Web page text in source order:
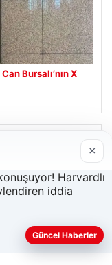
Bursalı’nın X
×
Güncel Haberler